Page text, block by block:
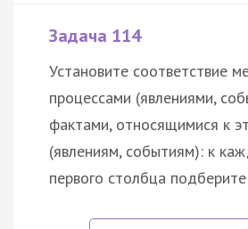
Задача 114
Установите соответствие
процессами (явлениями,
фактами, относящимися к
(явлениям, событиям): к
первого столбца